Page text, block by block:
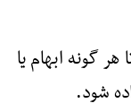
گونه ابهام یا
شود.